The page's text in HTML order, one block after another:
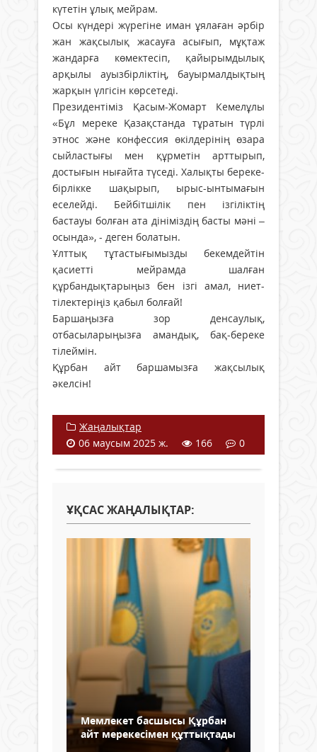
күтетін ұлық мейрам.
Осы күндері жүрегіне иман ұялаған әрбір
жан жақсылық жасауға асығып, мұқтаж
жандарға көмектесіп, қайырымдылық
арқылы ауызбірліктің, бауырмалдықтың
жарқын үлгісін көрсетеді.
Президентіміз Қасым-Жомарт Кемелұлы
«Бұл мереке Қазақстанда тұратын түрлі
этнос және конфессия өкілдерінің өзара
сыйластығы мен құрметін арттырып,
достығын нығайта түседі. Халықты береке-
бірлікке шақырып, ырыс-ынтымағын
еселейді. Бейбітшілік пен ізгіліктің
бастауы болған ата дініміздің басты мәні –
осында», - деген болатын.
Ұлттық тұтастығымызды бекемдейтін
қасиетті мейрамда шалған
құрбандықтарыңыз бен ізгі амал, ниет-
тілектеріңіз қабыл болғай!
Баршаңызға зор денсаулық,
отбасыларыңызға амандық, бақ-береке
тілеймін.
Құрбан айт баршамызға жақсылық
әкелсін!
Жаңалықтар
06 маусым 2025 ж.
166 0
ҰҚСАС ЖАҢАЛЫҚТАР:
Мемлекет басшысы Құрбан
айт мерекесімен құттықтады